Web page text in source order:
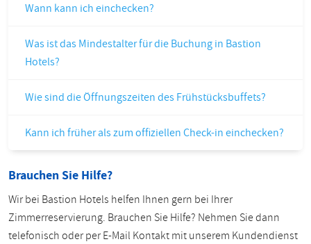
Wann kann ich einchecken?
Was ist das Mindestalter für die Buchung in Bastion
Hotels?
Wie sind die Öffnungszeiten des Frühstücksbuffets?
Kann ich früher als zum offiziellen Check-in einchecken?
Brauchen Sie Hilfe?
Wir bei Bastion Hotels helfen Ihnen gern bei Ihrer
Zimmerreservierung. Brauchen Sie Hilfe? Nehmen Sie dann
telefonisch oder per E-Mail Kontakt mit unserem Kundendienst